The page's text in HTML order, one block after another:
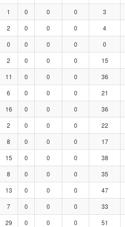
1 0 0 0 3
2 0 0 0 4
0 0 0 0 0
2 0 0 0 15
11 0 0 0 36
6 0 0 0 21
16 0 0 0 36
2 0 0 0 22
8 0 0 0 17
15 0 0 0 38
8 0 0 0 35
13 0 0 0 47
7 0 0 0 33
29 0 0 0 51